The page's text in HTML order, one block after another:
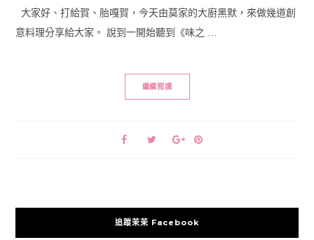
大家好、打給賀、胎嘎賀，今天由莫家的大廚黑默，來做幾道創
意料理分享給大家。 說到一開始聽到《味之 …
繼續閱讀
追蹤茉茉 Facebook